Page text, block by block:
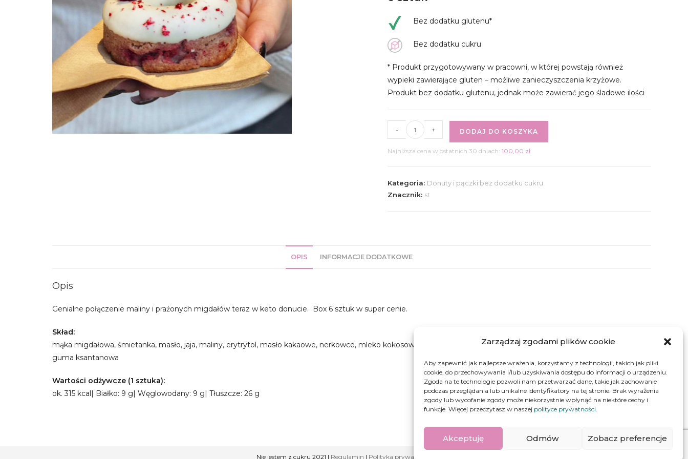
Zarządzaj zgodami plików cookie
Aby zapewnić jak najlepsze wrażenia, korzystamy z technologii, takich jak pliki
cookie, do przechowywania i/lub uzyskiwania dostępu do informacji o urządzeniu.
Zgoda na te technologie pozwoli nam przetwarzać dane, takie jak zachowanie
podczas przeglądania lub unikalne identyfikatory na tej stronie. Brak wyrażenia
zgody lub wycofanie zgody może niekorzystnie wpłynąć na niektóre cechy i
funkcje. Więcej przeczytasz w naszej polityce prywatności.
Akceptuję Odmów Zobacz preferencje
Bez dodatku glutenu*
Bez dodatku cukru
* Produkt przygotowywany w pracowni, w której powstają również
wypieki zawierające gluten – możliwe zanieczyszczenia krzyżowe.
Produkt bez dodatku glutenu, jednak może zawierać jego śladowe ilości
Keto
box
- + DODAJ DO KOSZYKA
Najniższa cena w ostatnich 30 dniach:100,00 zł
Kategoria: Donuty i pączki bez dodatku cukru
Znacznik: st
OPIS INFORMACJE DODATKOWE
Opis
Genialne połączenie maliny i prażonych migdałów teraz w keto donucie. Box 6 sztuk w super cenie.
Skład:
mąka migdałowa, śmietanka, masło, jaja, maliny, erytrytol, masło kakaowe, nerkowce, mleko kokosowe, migdały, ojej rzepakowy, wanilia, ocet, sól, proszek do pieczenia,
guma ksantanowa
Wartości odżywcze (1 sztuka):
ok. 315 kcal| Białko: 9 g| Węglowodany: 9 g| Tłuszcze: 26 g
Nie jestem z cukru 2021 | Regulamin | Polityka prywatności